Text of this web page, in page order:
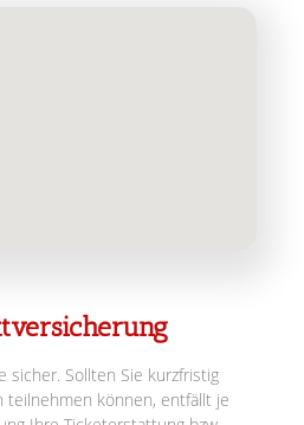
sicher. Sollten Sie kurzfristig
teilnehmen können, entfällt je